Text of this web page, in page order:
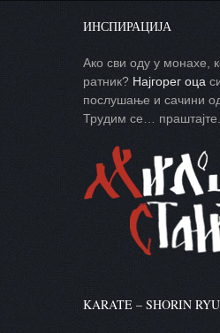
ИНСПИРАЦИЈА
Ако сви оду у монахе,
ратник? Најгорег оца
послушање и сачини
Трудим се… праштајте.
KARATE – SHORIN RYU